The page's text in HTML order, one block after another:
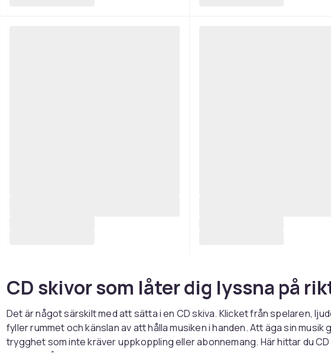
CD skivor som låter dig lyssna på
Det är något särskilt med att sätta i en CD skiva. Klicket från spelaren,
fyller rummet och känslan av att hålla musiken i handen. Att äga sin musik
trygghet som inte kräver uppkoppling eller abonnemang. Här hittar du
med allt från nya album till tidlösa klassiker, redo att spelas om och om igen.